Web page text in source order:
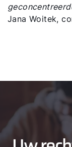
Jana Woitek,